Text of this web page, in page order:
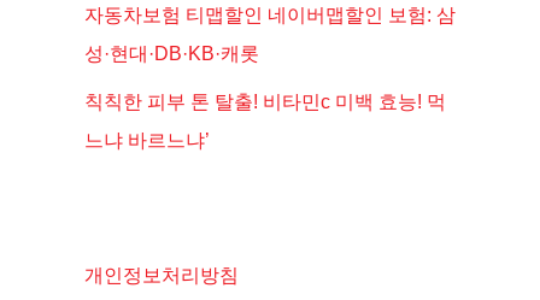
자동차보험 티맵할인 네이버맵할인 보험: 삼
성·현대·DB·KB·캐롯
칙칙한 피부 톤 탈출! 비타민c 미백 효능! 먹
느냐 바르느냐’
개인정보처리방침